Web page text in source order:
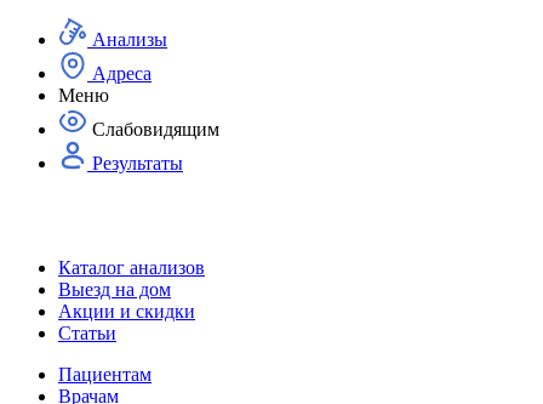
Анализы
Адреса
Меню
Слабовидящим
Результаты
Каталог анализов
Выезд на дом
Акции и скидки
Статьи
Пациентам
Врачам